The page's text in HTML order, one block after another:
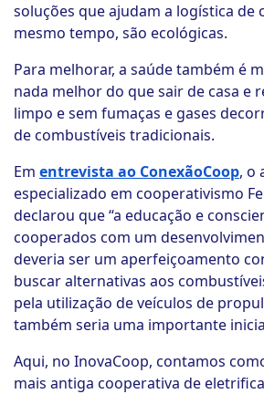
soluções que ajudam a logística de
mesmo tempo, são ecológicas.
Para melhorar, a saúde também é
nada melhor do que sair de casa e
limpo e sem fumaças e gases
de combustíveis tradicionais.
Em entrevista ao ConexãoCoop, o
especializado em cooperativismo
declarou que “a educação e
cooperados com um
deveria ser um aperfeiçoamento
buscar alternativas aos
pela utilização de veículos de
também seria uma importante
Aqui, no InovaCoop, contamos
mais antiga cooperativa de